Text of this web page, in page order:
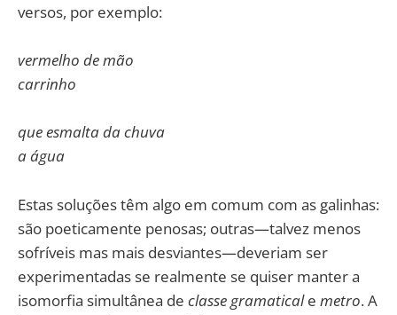
versos, por exemplo:
vermelho de mão
carrinho
que esmalta da chuva
a água
Estas soluções têm algo em comum com as galinhas:
são poeticamente penosas; outras—talvez menos
sofríveis mas mais desviantes—deveriam ser
experimentadas se realmente se quiser manter a
isomorfia simultânea de classe gramaticale metro. A